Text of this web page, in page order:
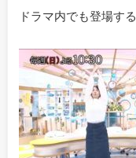
ドラマ内でも登場する